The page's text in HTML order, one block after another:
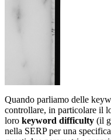
Quando parliamo delle
controllare, in particolare il
loro keyword difficulty (il
nella SERP per una